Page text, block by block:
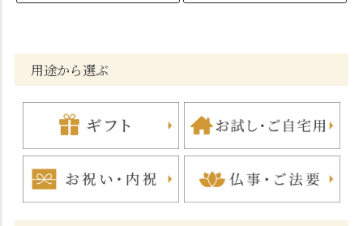
用途から選ぶ